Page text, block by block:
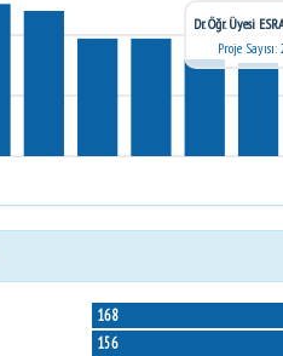
Dr. Öğr. Üyesi
Proje Sayısı:
168
156